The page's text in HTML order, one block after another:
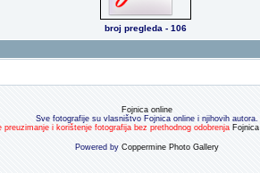
broj pregleda - 106
Fojnica online
Sve fotografije su vlasništvo Fojnica online i njihovih autora.
preuzimanje i korištenje fotografija bez prethodnog odobrenja
Powered by Coppermine Photo Gallery